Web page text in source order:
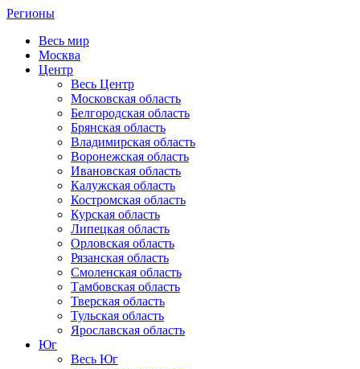
Регионы
Весь мир
Москва
Центр
Весь Центр
Московская область
Белгородская область
Брянская область
Владимирская область
Воронежская область
Ивановская область
Калужская область
Костромская область
Курская область
Липецкая область
Орловская область
Рязанская область
Смоленская область
Тамбовская область
Тверская область
Тульская область
Ярославская область
Юг
Весь Юг